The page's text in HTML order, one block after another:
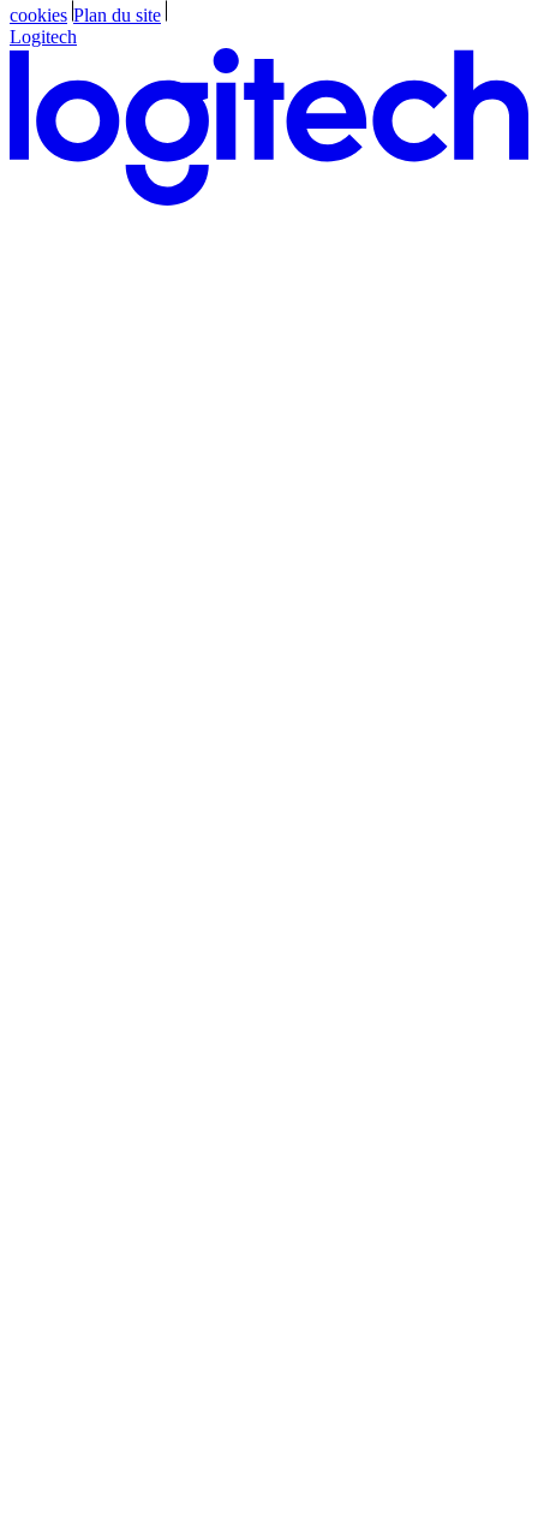
cookies Plan du site
Logitech